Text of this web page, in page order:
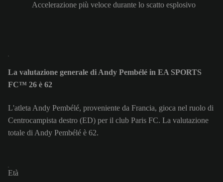
Accelerazione più veloce durante lo scatto esplosivo
La valutazione generale di Andy Pembélé in EA SPORTS
FC™ 26 è 62
L'atleta Andy Pembélé, proveniente da Francia, gioca nel ruolo di
Centrocampista destro (ED) per il club Paris FC. La valutazione
totale di Andy Pembélé è 62.
Età